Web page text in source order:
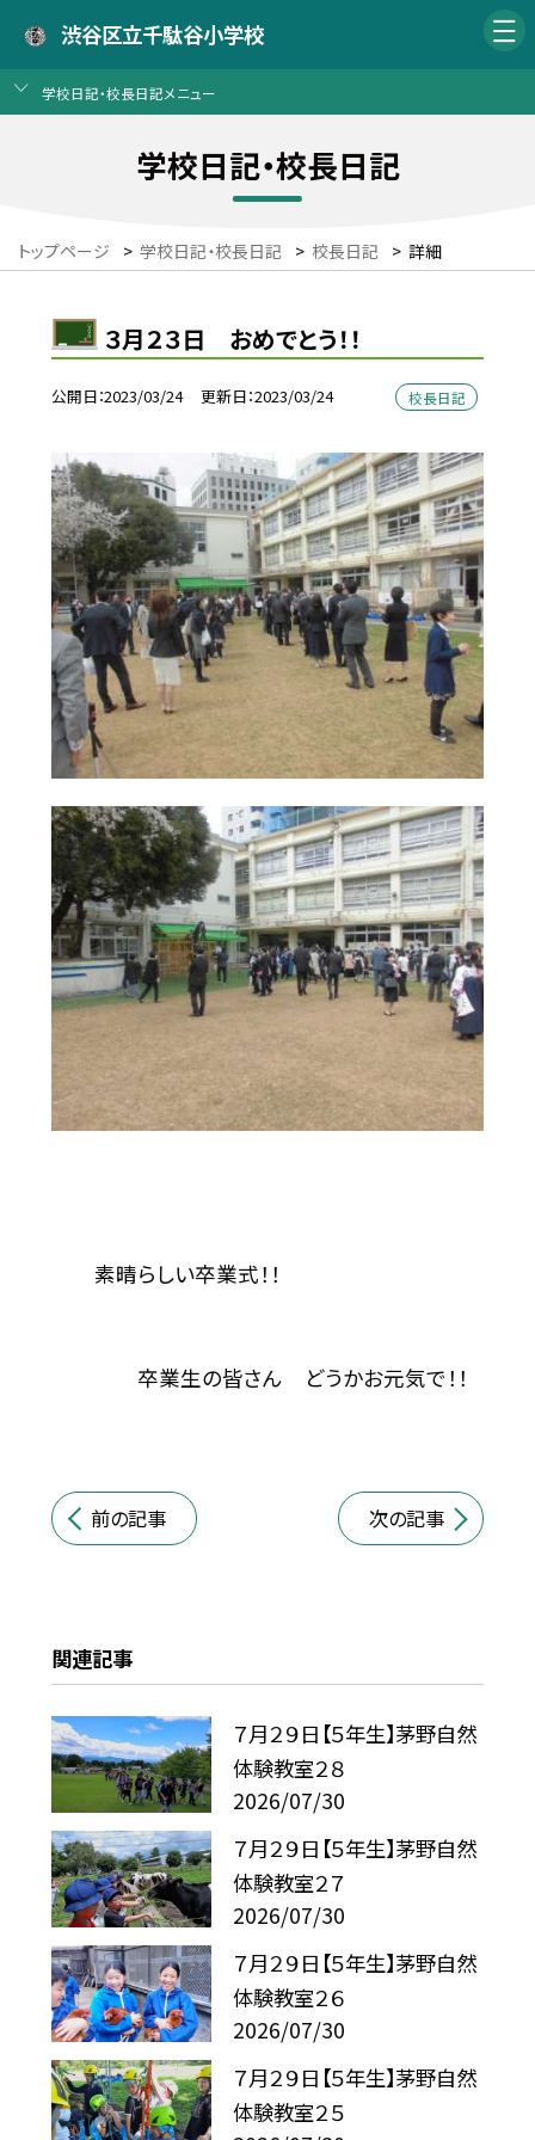
渋谷区立千駄谷小学校
学校日記・校長日記メニュー
学校日記・校長日記
トップページ > 学校日記・校長日記 > 校長日記 > 詳細
３月２３日 おめでとう！！
公開日 2023/03/24 更新日 2023/03/24 校長日記
素晴らしい卒業式！！
卒業生の皆さん どうかお元気で！！
前の記事 次の記事
関連記事
７月２９日【５年生】茅野自然
体験教室２８
2026/07/30
７月２９日【５年生】茅野自然
体験教室２７
2026/07/30
７月２９日【５年生】茅野自然
体験教室２６
2026/07/30
７月２９日【５年生】茅野自然
体験教室２５